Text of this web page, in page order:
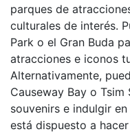
parques de
culturales de interés.
Park o el Gran Buda
atracciones e iconos
Alternativamente,
Causeway Bay o
souvenirs e indulgir
está dispuesto a